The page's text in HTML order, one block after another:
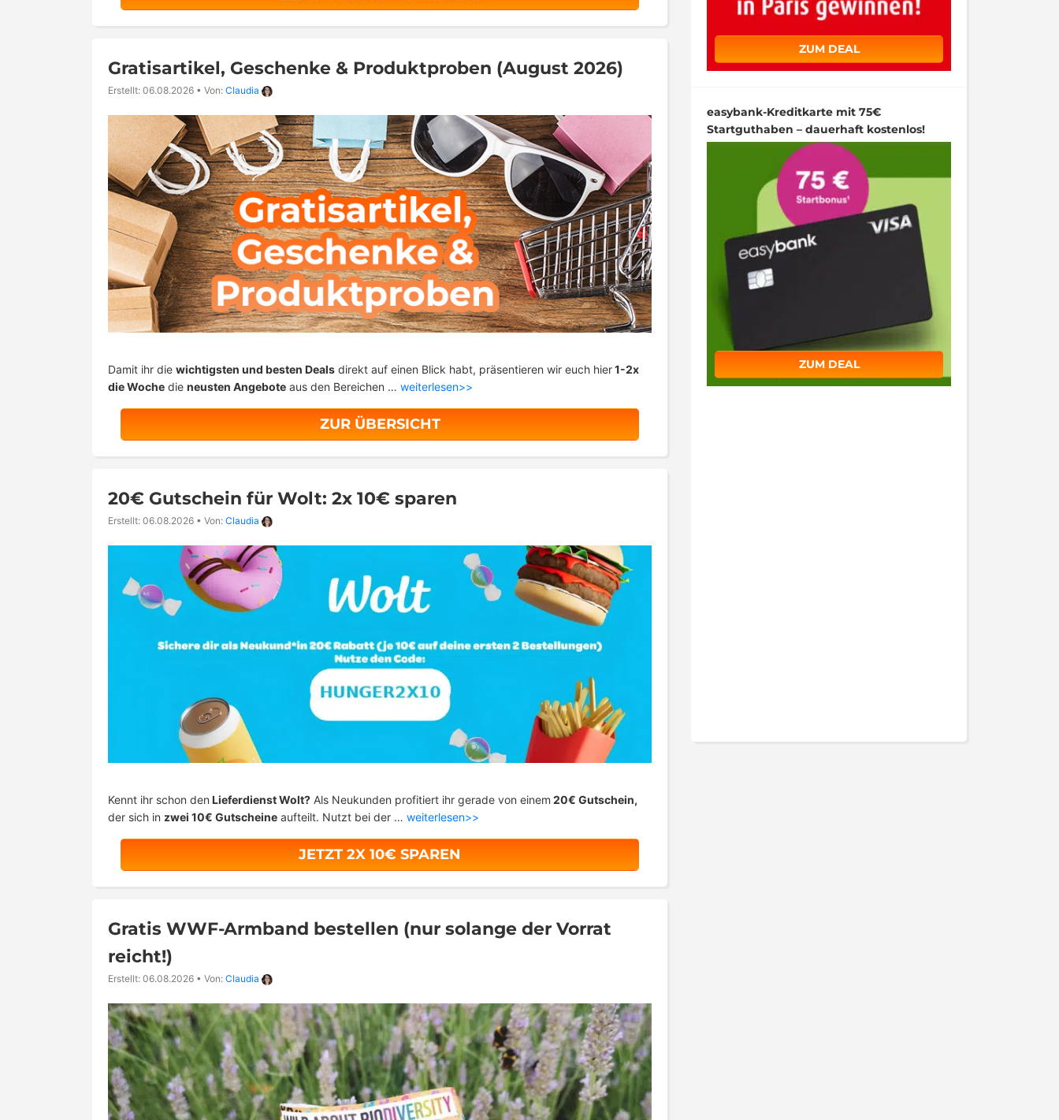
Gratisartikel, Geschenke & Produktproben (August 2026)
Erstellt: 06.08.2026 • Von: Claudia
Damit ihr die wichtigsten und besten Deals direkt auf einen Blick habt, präsentieren wir euch hier1-2x
die Woche die neusten Angebote aus den Bereichen … weiterlesen>>
ZUR ÜBERSICHT
20€ Gutschein für Wolt: 2x 10€ sparen
Erstellt: 06.08.2026 • Von: Claudia
Kennt ihr schon den Lieferdienst Wolt? Als Neukunden profitiert ihr gerade von einem 20€ Gutschein,
der sich in zwei 10€ Gutscheine aufteilt. Nutzt bei der … weiterlesen>>
JETZT 2X 10€ SPAREN
Gratis WWF-Armband bestellen (nur solange der Vorrat
reicht!)
Erstellt: 06.08.2026 • Von: Claudia
ZUM DEAL
easybank-Kreditkarte mit 75€
Startguthaben – dauerhaft kostenlos!
ZUM DEAL